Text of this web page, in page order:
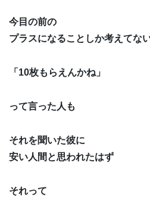
今目の前の
プラスになることしか考えてな
「10枚もらえんかね」
って言った人も
それを聞いた彼に
安い人間と思われたはず
それって